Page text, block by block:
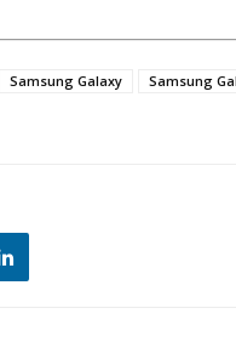
Samsung Galaxy Samsung